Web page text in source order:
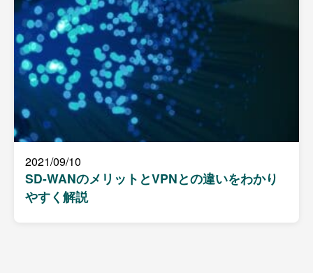
2021/09/10
SD-WANのメリットとVPNとの違いをわかり
やすく解説